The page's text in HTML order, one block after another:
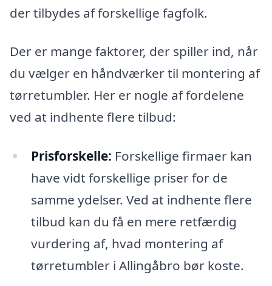
der tilbydes af forskellige fagfolk.
Der er mange faktorer, der spiller ind, når
du vælger en håndværker til montering af
tørretumbler. Her er nogle af fordelene
ved at indhente flere tilbud:
Prisforskelle: Forskellige firmaer kan
have vidt forskellige priser for de
samme ydelser. Ved at indhente flere
tilbud kan du få en mere retfærdig
vurdering af, hvad montering af
tørretumbler i Allingåbro bør koste.